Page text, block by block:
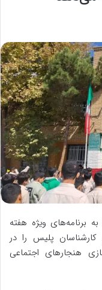
برنامه‌های ویژه هفته
پلیس را در
هنجارهای اجتماعی